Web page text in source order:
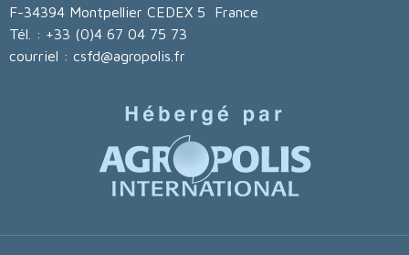
F-34394 Montpellier CEDEX 5 France
Tél. : +33 (0)4 67 04 75 73
courriel : csfd@agropolis.fr